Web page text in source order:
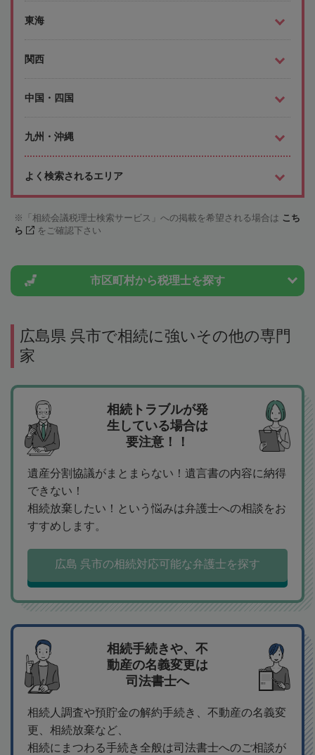
東海
関西
中国・四国
九州・沖縄
よく検索されるエリア
「相続会議税理士検索サービス」への掲載を希望される場合は こち
ら
をご確認下さい
市区町村から税理士を探す
広島県 呉市で相続に強いその他の専門
家
相続トラブルが発
生している場合は
要注意！！
遺産分割協議がまとまらない！遺言書の内容に納得
できない！
相続放棄したい！という悩みは弁護士への相談をお
すすめします。
広島 呉市の相続対応可能な弁護士を探す
相続手続きや、不
動産の名義変更は
司法書士へ
相続人調査や預貯金の解約手続き、不動産の名義変
更、相続放棄など、
相続にまつわる手続き全般は司法書士へのご相談が